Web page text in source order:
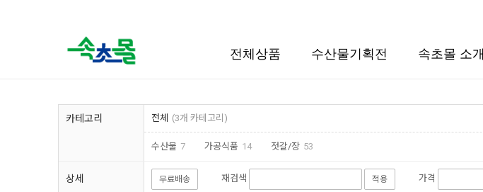
전체상품 수산물기획전 속초몰 소개
카테고리 전체 (3개 카테고리)
수산물 7 가공식품 14 젓갈/장 53
상세 무료배송 재검색 적용 가격